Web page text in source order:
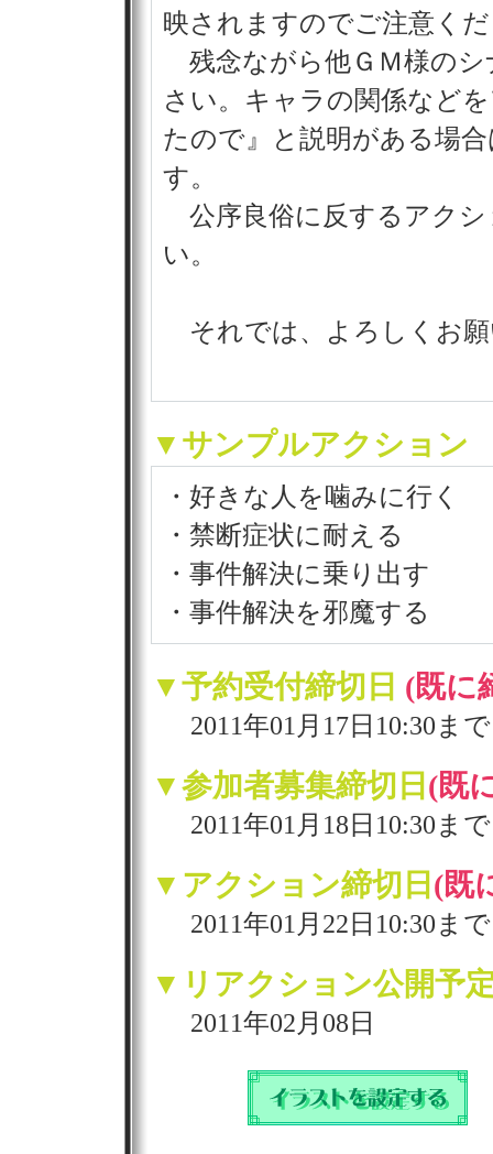
映されますのでご注意く
残念ながら他ＧＭ様のシ
さい。キャラの関係など
たので』と説明がある場
す。
公序良俗に反するアクシ
い。
それでは、よろしくお
▼サンプルアクション
・好きな人を噛みに行く
・禁断症状に耐える
・事件解決に乗り出す
・事件解決を邪魔する
▼予約受付締切日 (既に
2011年01月17日10:30まで
▼参加者募集締切日 (既
2011年01月18日10:30まで
▼アクション締切日 (既
2011年01月22日10:30まで
▼リアクション公開予
2011年02月08日